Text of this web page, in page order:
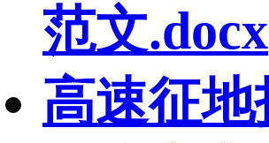
范文.docx
高速征地